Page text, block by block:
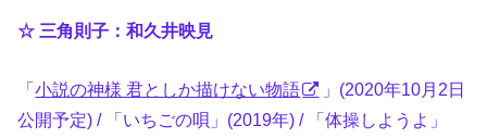
☆ 三角則子：和久井映見
「小説の神様 君としか描けない物語
」(2020年10月2日
公開予定) / 「いちごの唄」(2019年) / 「体操しようよ」